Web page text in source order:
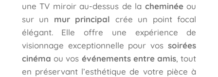
une TV miroir au-dessus de la cheminée ou
sur un
mur principal crée un point focal
élégant. Elle offre une expérience de
visionnage exceptionnelle pour vos soirées
cinéma ou vos événements entre amis, tout
en préservant l’esthétique de votre pièce à